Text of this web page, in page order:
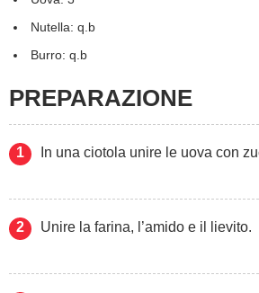
Nutella: q.b
Burro: q.b
PREPARAZIONE
In una ciotola unire le uova con
Unire la farina, l’amido e il lievito.